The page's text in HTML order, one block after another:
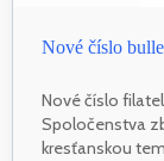
Nové číslo
Nové číslo
Spoločenstva
kresťanskou